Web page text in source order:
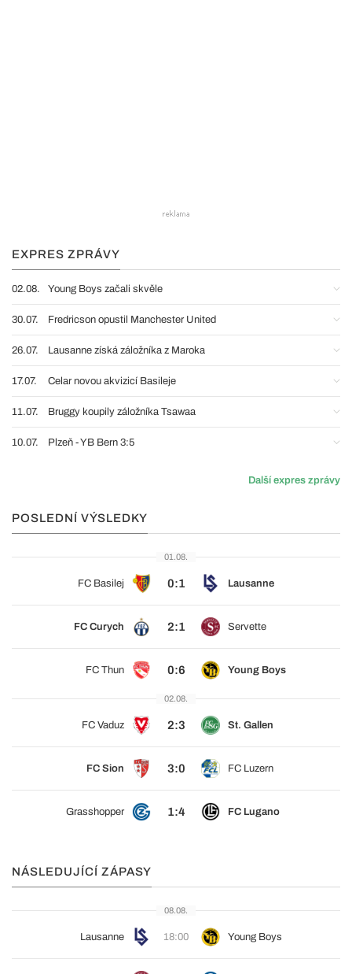
EXPRES ZPRÁVY
02.08. Young Boys začali skvěle
30.07. Fredricson opustil Manchester United
26.07. Lausanne získá záložníka z Maroka
17.07. Celar novou akvizicí Basileje
11.07. Bruggy koupily záložníka Tsawaa
10.07. Plzeň - YB Bern 3:5
Další expres zprávy
POSLEDNÍ VÝSLEDKY
01.08.
FC Basilej 0:1 Lausanne
FC Curych 2:1 Servette
FC Thun 0:6 Young Boys
02.08.
FC Vaduz 2:3 St. Gallen
FC Sion 3:0 FC Luzern
Grasshopper 1:4 FC Lugano
NÁSLEDUJÍCÍ ZÁPASY
08.08.
Lausanne 18:00 Young Boys